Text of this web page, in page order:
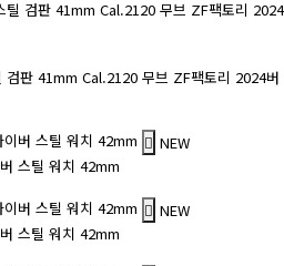
검판 41mm Cal.2120 무브 ZF팩토리 2024버
NEW
스틸 워치 42mm
NEW
스틸 워치 42mm